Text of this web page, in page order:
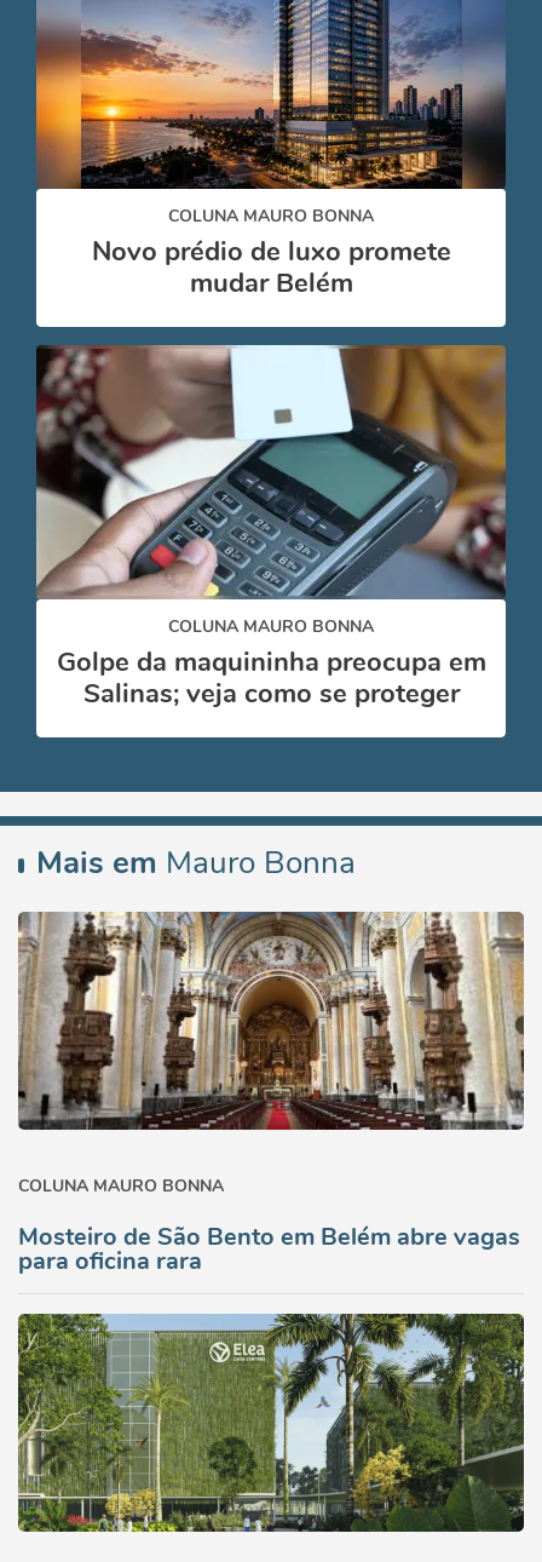
COLUNA MAURO BONNA
Novo prédio de luxo promete
mudar Belém
COLUNA MAURO BONNA
Golpe da maquininha preocupa em
Salinas; veja como se proteger
Mais em Mauro Bonna
COLUNA MAURO BONNA
Mosteiro de São Bento em Belém abre vagas
para oficina rara